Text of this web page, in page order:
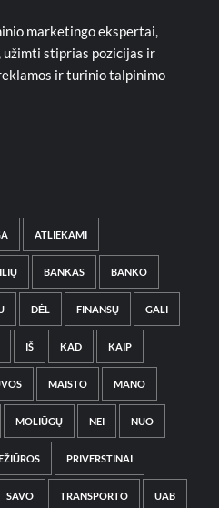
marketingo ekspertai,
užimti stiprias pozicijas ir
ir turinio talpinimo
ATLIEKAMI
BANKAS BANKO
DĖL FINANSŲ GALI
IŠ KAD KAIP
MAISTO MANO
MOLIŪGŲ NEI NUO
PRIVERSTINAI
SAVO TRANSPORTO UAB